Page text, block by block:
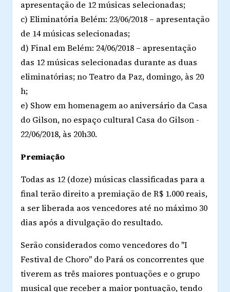
apresentação de 12 músicas selecionadas;
c) Eliminatória Belém: 23/06/2018 – apresentação
de 14 músicas selecionadas;
d) Final em Belém: 24/06/2018 – apresentação
das 12 músicas selecionadas durante as duas
eliminatórias; no Teatro da Paz, domingo, às 20
h;
e) Show em homenagem ao aniversário da Casa
do Gilson, no espaço cultural Casa do Gilson -
22/06/2018, às 20h30.
Premiação
Todas as 12 (doze) músicas classificadas para a
final terão direito a premiação de R$ 1.000 reais,
a ser liberada aos vencedores até no máximo 30
dias após a divulgação do resultado.
Serão considerados como vencedores do "I
Festival de Choro" do Pará os concorrentes que
tiverem as três maiores pontuações e o grupo
musical que receber a maior pontuação, tendo